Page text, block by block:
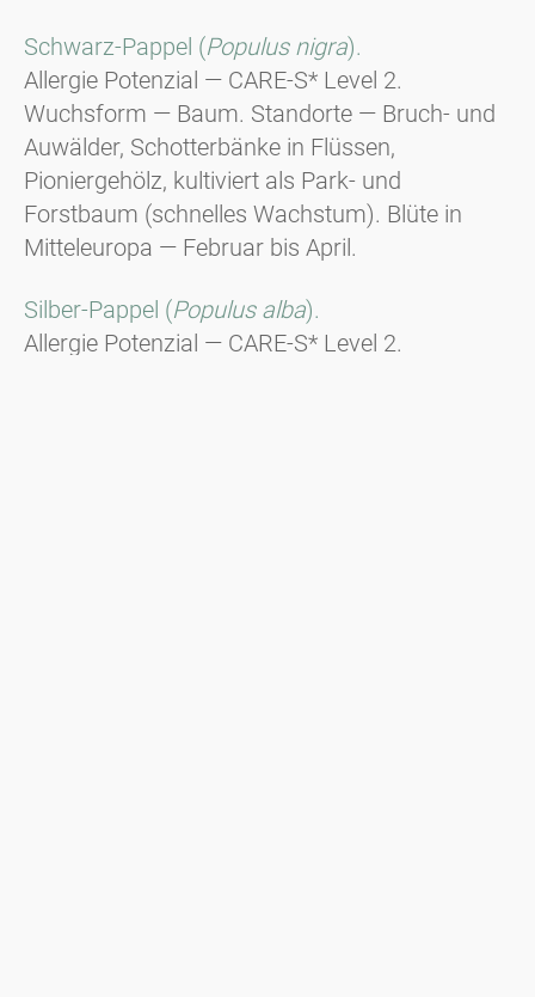
Schwarz-Pappel (Populus nigra).
Allergie Potenzial — CARE-S* Level 2.
Wuchsform — Baum. Standorte — Bruch- und
Auwälder, Schotterbänke in Flüssen,
Pioniergehölz, kultiviert als Park- und
Forstbaum (schnelles Wachstum). Blüte in
Mitteleuropa — Februar bis April.
Silber-Pappel (Populus alba).
Allergie Potenzial — CARE-S* Level 2.